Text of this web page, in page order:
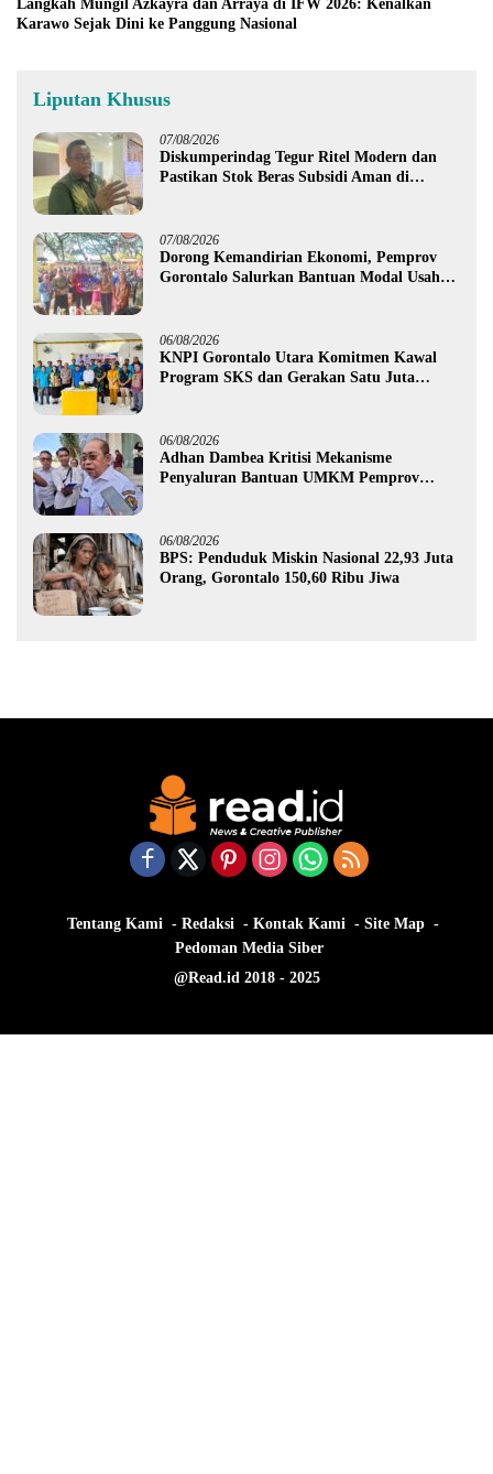
Langkah Mungil Azkayra dan Arraya di IFW 2026: Kenalkan
Karawo Sejak Dini ke Panggung Nasional
Liputan Khusus
07/08/2026
Diskumperindag Tegur Ritel Modern dan
Pastikan Stok Beras Subsidi Aman di
07/08/2026
Dorong Kemandirian Ekonomi, Pemprov
Gorontalo Salurkan Bantuan Modal Usaha
06/08/2026
KNPI Gorontalo Utara Komitmen Kawal
Program SKS dan Gerakan Satu Juta
06/08/2026
Adhan Dambea Kritisi Mekanisme
Penyaluran Bantuan UMKM Pemprov
06/08/2026
BPS: Penduduk Miskin Nasional 22,93 Juta
Orang, Gorontalo 150,60 Ribu Jiwa
Tentang Kami Redaksi Kontak Kami
Site Map
Pedoman Media Siber
@Read.id 2018 - 2025